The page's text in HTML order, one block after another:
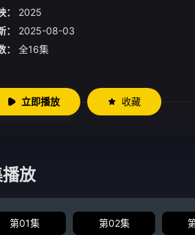
：
2025
：
2025-08-03
：
全16集
立即播放 收藏
放
第01集 第02集